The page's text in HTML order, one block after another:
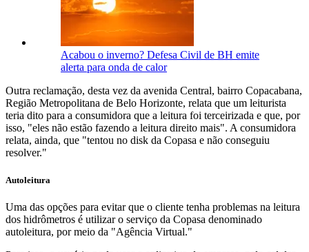
Acabou o inverno? Defesa Civil de BH emite
alerta para onda de calor
Outra reclamação, desta vez da avenida Central, bairro Copacabana,
Região Metropolitana de Belo Horizonte, relata que um leiturista
teria dito para a consumidora que a leitura foi terceirizada e que, por
isso, "eles não estão fazendo a leitura direito mais". A consumidora
relata, ainda, que "tentou no disk da Copasa e não conseguiu
resolver."
Autoleitura
Uma das opções para evitar que o cliente tenha problemas na leitura
dos hidrômetros é utilizar o serviço da Copasa denominado
autoleitura, por meio da "Agência Virtual."